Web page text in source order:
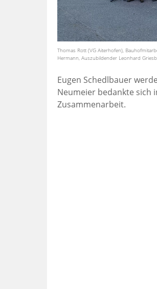
Thomas Rott (VG Aiterhofen),
Hermann, Auszubildender Leonhard
Eugen Schedlbauer
Neumeier bedankte sich
Zusammenarbeit.